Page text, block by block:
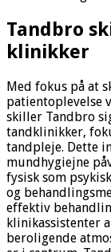
Tandbro
klinikker
Med fokus på at
patientoplevelse
skiller Tandbro
tandklinikker,
tandpleje. Dette
mundhygiejne
fysisk som
og
effektiv
klinikassistenter
beroligende